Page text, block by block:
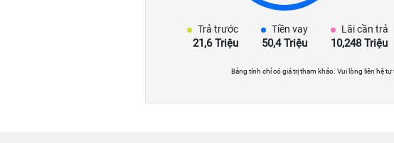
Trả trước
21,6 Triệu
Tiền vay
50,4 Triệu
Lãi cần trả
10,248 Triệu
Bảng tính chỉ có giá trị tham khảo. Vui lòng liên hệ